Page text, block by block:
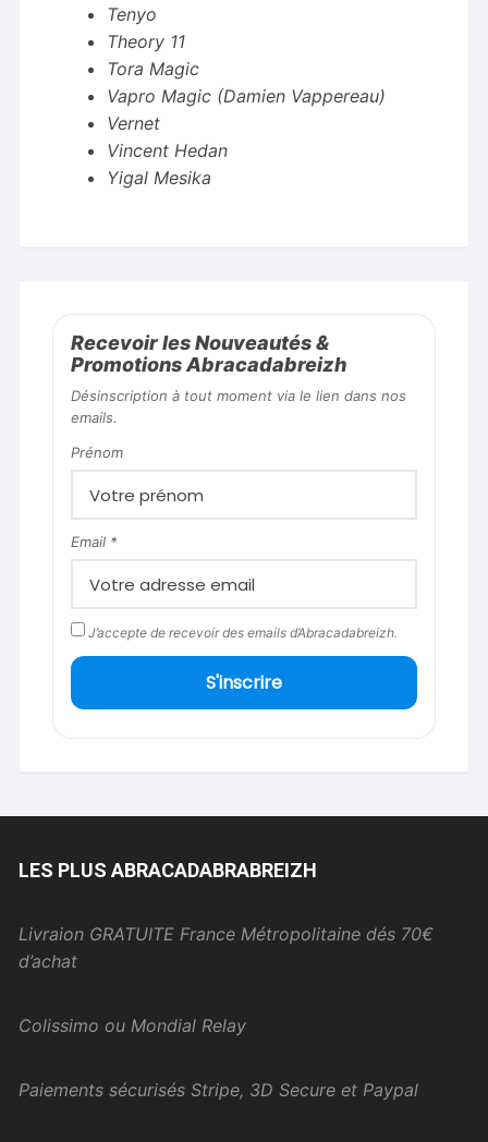
Tenyo
Theory 11
Tora Magic
Vapro Magic (Damien Vappereau)
Vernet
Vincent Hedan
Yigal Mesika
Recevoir les Nouveautés &
Promotions Abracadabreizh
Désinscription à tout moment via le lien dans nos
emails.
Prénom
Email *
J’accepte de recevoir des emails d’Abracadabreizh.
S'inscrire
LES PLUS ABRACADABRABREIZH
Livraion GRATUITE France Métropolitaine dés 70€
d’achat
Colissimo ou Mondial Relay
Paiements sécurisés Stripe, 3D Secure et Paypal